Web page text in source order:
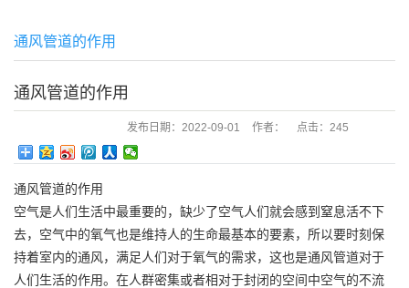
通风管道的作用
通风管道的作用
发布日期： 2022-09-01 作者： 点击： 245
通风管道的作用
空气是人们生活中最重要的，缺少了空气人们就会感到窒息活不下
去，空气中的氧气也是维持人的生命最基本的要素，所以要时刻保
持着室内的通风，满足人们对于氧气的需求，这也是通风管道对于
人们生活的作用。在人群密集或者相对于封闭的空间中空气的不流